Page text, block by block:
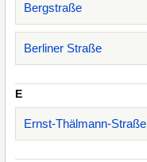
Bergstraße
Berliner Straße
E
Ernst-Thälmann-Straße